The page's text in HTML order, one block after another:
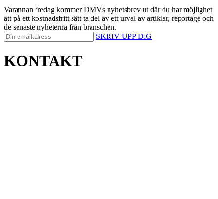
Varannan fredag kommer DMVs nyhetsbrev ut där du har möjlighet
att på ett kostnadsfritt sätt ta del av ett urval av artiklar, reportage och
de senaste nyheterna från branschen.
SKRIV UPP DIG
KONTAKT